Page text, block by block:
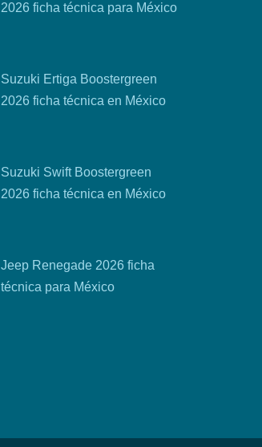
2026 ficha técnica para México
Suzuki Ertiga Boostergreen
2026 ficha técnica en México
Suzuki Swift Boostergreen
2026 ficha técnica en México
Jeep Renegade 2026 ficha
técnica para México